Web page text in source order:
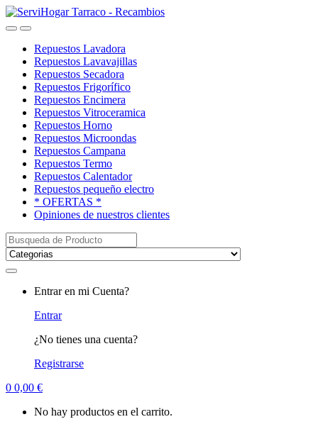
Saltar
a
saltar
al
OpenClose
Repuestos Lavadora
Repuestos Lavavajillas
Repuestos Secadora
Repuestos Frigorífico
Repuestos Encimera
Repuestos Vitroceramica
Repuestos Horno
Repuestos Microondas
Repuestos Campana
Repuestos Termo
Repuestos Calentador
Repuestos pequeño electro
* OFERTAS *
Opiniones de nuestros clientes
Buscar:
Entrar en mi Cuenta?
Entrar
¿No tienes una cuenta?
Registrarse
0 0,00 €
No hay productos en el carrito.